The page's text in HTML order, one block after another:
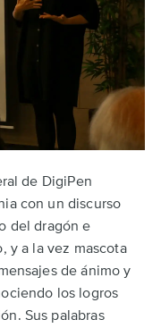
de DigiPen
con un discurso
del dragón e
y a la vez mascota
de ánimo y
los logros
Sus palabras